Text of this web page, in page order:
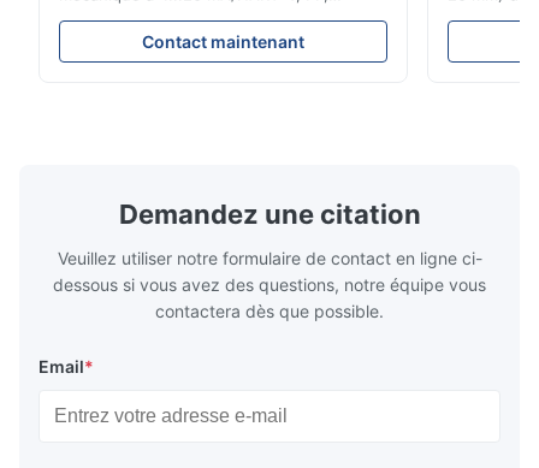
Profibus-PA et totalizateur * N'importe
quelle position d'installation: verticale,
horizontale ou dans les tuyaux
Contact maintenant
brides :
Demandez une citation
Veuillez utiliser notre formulaire de contact en ligne ci-
dessous si vous avez des questions, notre équipe vous
contactera dès que possible.
Email*